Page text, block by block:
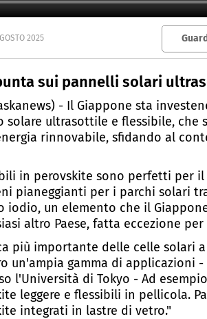
2025
sui pannelli solari
- Il Giappone sta
ultrasottile e flessibile, che
rinnovabile, sfidando al
in perovskite sono perfetti per il
pianeggianti per i parchi solari
iodio, un elemento che il
altro Paese, fatta eccezione per
più importante delle celle solari
un'ampia gamma di applicazioni -
l'Università di Tokyo - Ad
leggere e flessibili in pellicola.
integrati in lastre di vetro."